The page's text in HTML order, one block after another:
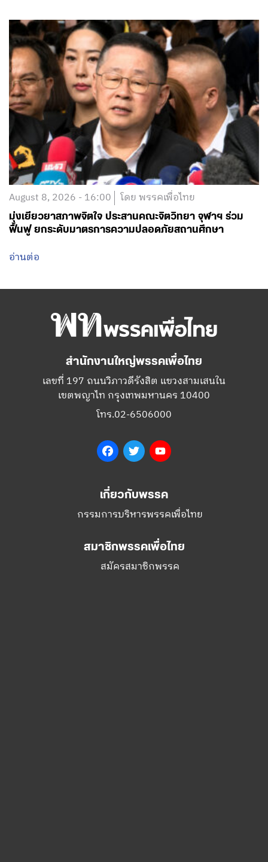
August 8, 2026 - 16:00 โดย พรรคเพื่อไทย
มุ่งเยียวยาสภาพจิตใจ ประสานคณะจิตวิทยา จุฬาฯ ร่วม
ฟื้นฟู ยกระดับมาตรการความปลอดภัยสถานศึกษา
อ่านต่อ
เลขที่ 197 ถนนวิภาวดีรังสิต แขวงสามเสนใน
เขตพญาไท กรุงเทพมหานคร 10400
โทร.02-6506000
FacebookTwitterYouTube
กรรมการบริหารพรรคเพื่อไทย
สมาชิกพรรคเพื่อไทย
สมัครสมาชิกพรรค